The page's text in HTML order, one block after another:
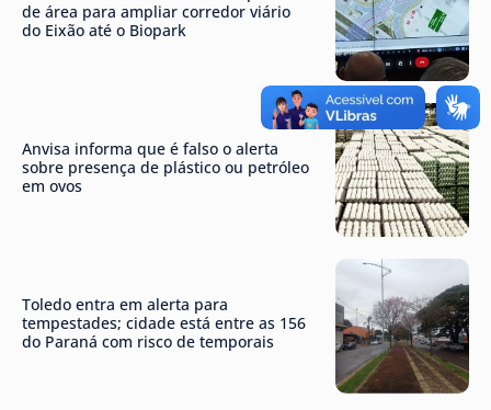
de área para ampliar corredor viário
do Eixão até o Biopark
Anvisa informa que é falso o alerta
sobre presença de plástico ou petróleo
em ovos
Toledo entra em alerta para
tempestades; cidade está entre as 156
do Paraná com risco de temporais